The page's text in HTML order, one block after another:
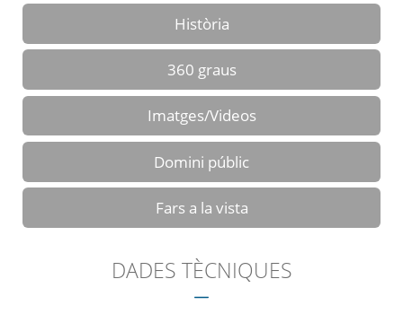
Història
360 graus
Imatges/Videos
Domini públic
Fars a la vista
DADES TÈCNIQUES